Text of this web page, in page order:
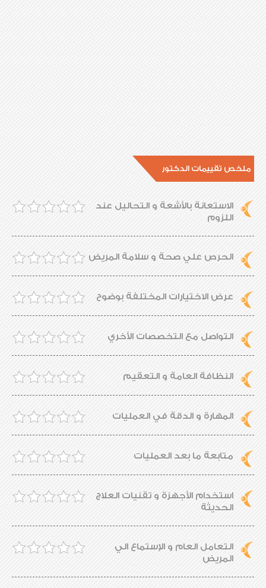
ملخص تقييمات الدكتور
الاستعانة بالأشعة و التحاليل عند
اللزوم
الحرص علي صحة و سلامة المريض
عرض الاختيارات المختلفة بوضوح
التواصل مع التخصصات الأخري
النظافة العامة و التعقيم
المهارة و الدقة في العمليات
متابعة ما بعد العمليات
استخدام الأجهزة و تقنيات العلاج
الحديثة
التعامل العام و الإستماع الي
المريض